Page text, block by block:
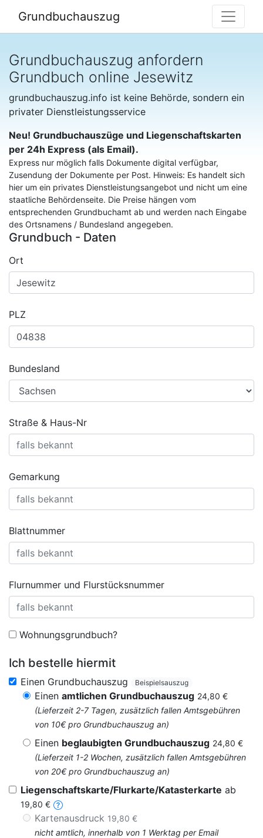
Grundbuchauszug
Grundbuchauszug anfordern
Grundbuch online Jesewitz
grundbuchauszug.info ist keine Behörde, sondern ein
privater Dienstleistungsservice
Neu! Grundbuchauszüge und Liegenschaftskarten
per 24h Express (als Email).
Express nur möglich falls Dokumente digital verfügbar,
Zusendung der Dokumente per Post. Hinweis: Es handelt sich
hier um ein privates Dienstleistungsangebot und nicht um eine
staatliche Behördenseite. Die Preise hängen vom
entsprechenden Grundbuchamt ab und werden nach Eingabe
des Ortsnamens / Bundesland angegeben.
Grundbuch - Daten
Ort
PLZ
Bundesland
Straße & Haus-Nr
Gemarkung
Blattnummer
Flurnummer und Flurstücksnummer
Wohnungsgrundbuch?
Ich bestelle hiermit
Einen Grundbuchauszug Beispielsauszug
Einen amtlichen Grundbuchauszug 24,80 €
(Lieferzeit 2-7 Tagen, zusätzlich fallen Amtsgebühren
von 10€ pro Grundbuchauszug an)
Einen beglaubigten Grundbuchauszug 24,80 €
(Lieferzeit 1-2 Wochen, zusätzlich fallen Amtsgebühren
von 20€ pro Grundbuchauszug an)
Liegenschaftskarte/Flurkarte/Katasterkarte ab
19,80 €
Kartenausdruck 19,80 €
nicht amtlich, innerhalb von 1 Werktag per Email